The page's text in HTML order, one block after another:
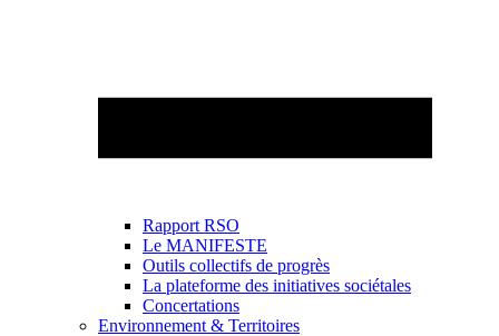
Rapport RSO
Le MANIFESTE
Outils collectifs de progrès
La plateforme des initiatives sociétales
Concertations
Environnement & Territoires